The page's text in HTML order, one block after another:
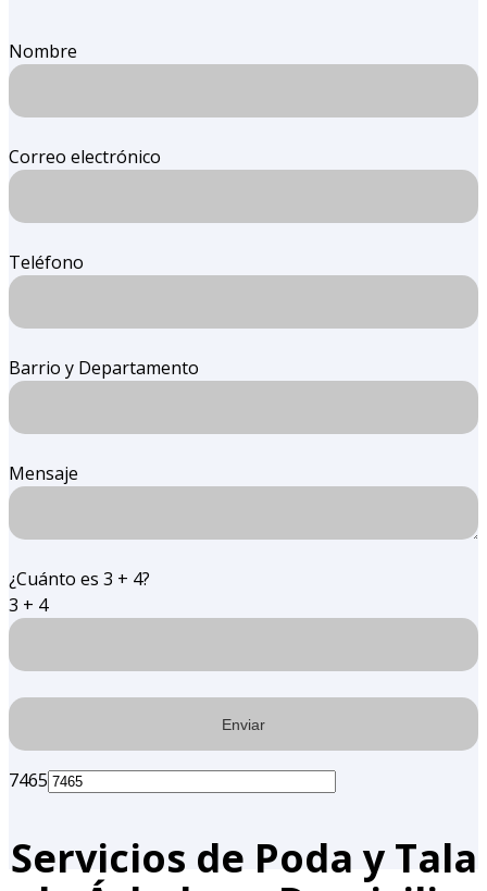
Nombre
Correo electrónico
Teléfono
Barrio y Departamento
Mensaje
¿Cuánto es 3 + 4?
3 + 4
7465
Servicios de Poda y Tala